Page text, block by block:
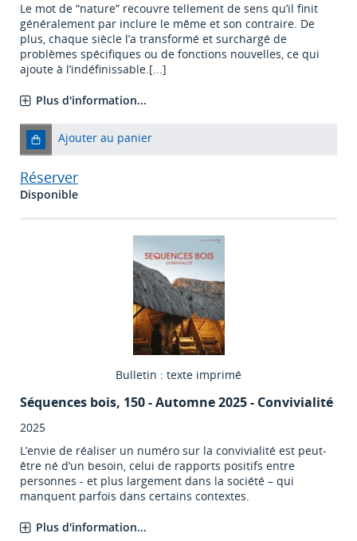
Le mot de “nature” recouvre tellement de sens qu’il finit
généralement par inclure le même et son contraire. De
plus, chaque siècle l’a transformé et surchargé de
problèmes spécifiques ou de fonctions nouvelles, ce qui
ajoute à l’indéfinissable.[...]
Plus d'information...
Ajouter au panier
Réserver
Disponible
Bulletin : texte imprimé
Séquences bois, 150 - Automne 2025 - Convivialité
2025
L’envie de réaliser un numéro sur la convivialité est peut-
être né d’un besoin, celui de rapports positifs entre
personnes - et plus largement dans la société – qui
manquent parfois dans certains contextes.
Plus d'information...